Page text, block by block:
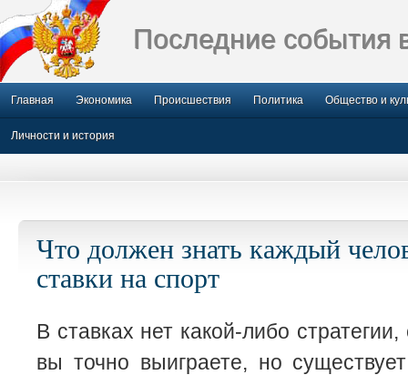
Последние события
Главная Экономика Происшествия Политика Общество и
Личности и история
Что должен знать каждый
ставки на спорт
В ставках нет какой-либо
вы точно выиграете, но